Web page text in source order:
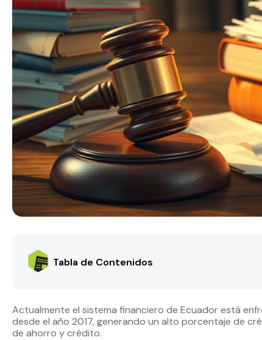
Tabla de Contenidos
Actualmente el sistema financiero de Ecuador está
desde el año 2017, generando un alto porcentaje de
de ahorro y crédito.